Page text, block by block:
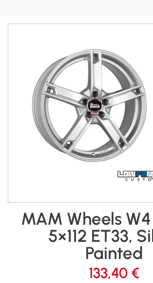
MAM Wheels W4
5×112 ET33,
Painted
133,40 €